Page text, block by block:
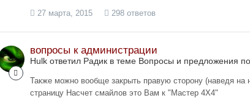
27 марта, 2015 298 ответов
вопросы к администрации
Hulk ответил Радик в теме Вопросы и предложения
Также можно вообще закрыть правую сторону (наведя на
страницу Насчет смайлов это Вам к "Мастер 4Х4"